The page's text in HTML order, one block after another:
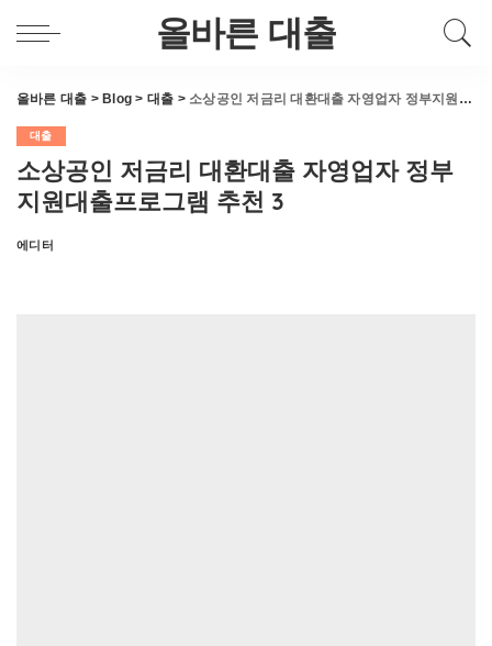
올바른 대출
올바른 대출 > Blog > 대출 > 소상공인 저금리 대환대출 자영업자 정부지원대출프로그램 추천 3
대출
소상공인 저금리 대환대출 자영업자 정부
지원대출프로그램 추천 3
Posted
에디터